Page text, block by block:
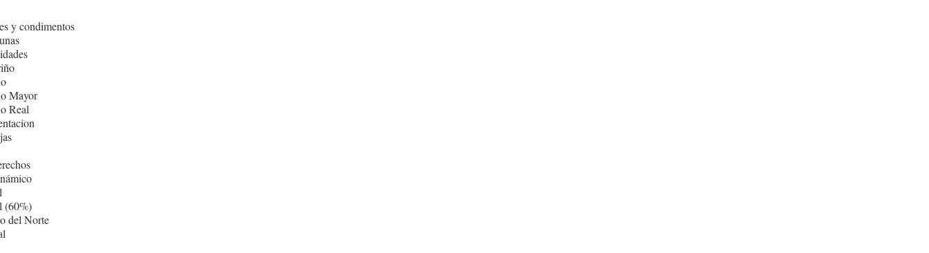
y condimentos
Mayor
Real
(60%)
del Norte